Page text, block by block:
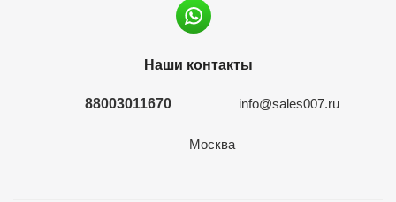
Наши контакты
88003011670 info@sales007.ru
Москва